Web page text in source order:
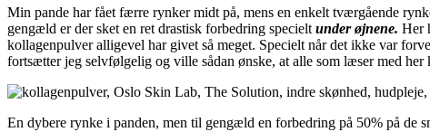
Min pande har fået færre rynker midt på, mens en enkelt tværgående
gengæld er der sket en ret drastisk forbedring specielt under øjnene. Her
kollagenpulver alligevel har givet så meget. Specielt når det ikke var
fortsætter jeg selvfølgelig og ville sådan ønske, at alle som læser med her
En dybere rynke i panden, men til gengæld en forbedring på 50% på de